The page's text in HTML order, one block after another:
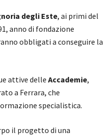
degli Este, ai primi del
anno di fondazione
obbligati a conseguire la
attive delleAccademie,
a Ferrara, che
specialistica.
il progetto di una